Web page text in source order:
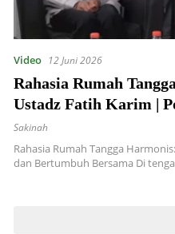
Video 12 Juni 2026
Rahasia Rumah
Ustadz Fatih Karim |
Indra
Sakinah
Rahasia Rumah Tangga
dan Bertumbuh Bersama Di